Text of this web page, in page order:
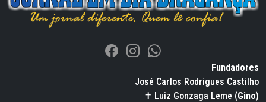
Fundadores
José Carlos Rodrigues Castilho
✝ Luiz Gonzaga Leme (Gino)